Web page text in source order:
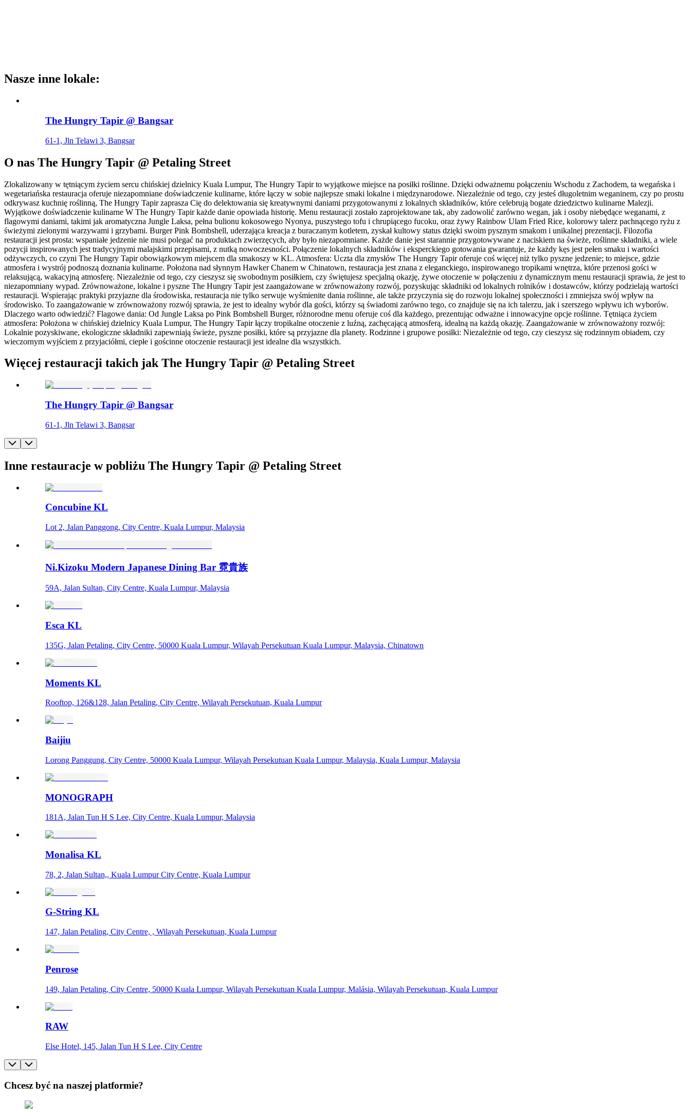
Nasze inne lokale:
The Hungry Tapir @ Bangsar
61-1, Jln Telawi 3, Bangsar
O nas The Hungry Tapir @ Petaling Street
Zlokalizowany w tętniącym życiem sercu chińskiej dzielnicy Kuala Lumpur, The Hungry Tapir to wyjątkowe miejsce na posiłki roślinne. Dzięki odważnemu połączeniu Wschodu z Zachodem, ta wegańska i
wegetariańska restauracja oferuje niezapomniane doświadczenie kulinarne, które łączy w sobie najlepsze smaki lokalne i międzynarodowe. Niezależnie od tego, czy jesteś długoletnim weganinem, czy po prostu
odkrywasz kuchnię roślinną, The Hungry Tapir zaprasza Cię do delektowania się kreatywnymi daniami przygotowanymi z lokalnych składników, które celebrują bogate dziedzictwo kulinarne Malezji.
Wyjątkowe doświadczenie kulinarne W The Hungry Tapir każde danie opowiada historię. Menu restauracji zostało zaprojektowane tak, aby zadowolić zarówno wegan, jak i osoby niebędące weganami, z
flagowymi daniami, takimi jak aromatyczna Jungle Laksa, pełna bulionu kokosowego Nyonya, puszystego tofu i chrupiącego fucoku, oraz żywy Rainbow Ulam Fried Rice, kolorowy talerz pachnącego ryżu z
świeżymi zielonymi warzywami i grzybami. Burger Pink Bombshell, uderzająca kreacja z buraczanym kotletem, zyskał kultowy status dzięki swoim pysznym smakom i unikalnej prezentacji. Filozofia
restauracji jest prosta: wspaniałe jedzenie nie musi polegać na produktach zwierzęcych, aby było niezapomniane. Każde danie jest starannie przygotowywane z naciskiem na świeże, roślinne składniki, a wiele
pozycji inspirowanych jest tradycyjnymi malajskimi przepisami, z nutką nowoczesności. Połączenie lokalnych składników i eksperckiego gotowania gwarantuje, że każdy kęs jest pełen smaku i wartości
odżywczych, co czyni The Hungry Tapir obowiązkowym miejscem dla smakoszy w KL. Atmosfera: Uczta dla zmysłów The Hungry Tapir oferuje coś więcej niż tylko pyszne jedzenie; to miejsce, gdzie
atmosfera i wystrój podnoszą doznania kulinarne. Położona nad słynnym Hawker Chanem w Chinatown, restauracja jest znana z eleganckiego, inspirowanego tropikami wnętrza, które przenosi gości w
relaksującą, wakacyjną atmosferę. Niezależnie od tego, czy cieszysz się swobodnym posiłkiem, czy świętujesz specjalną okazję, żywe otoczenie w połączeniu z dynamicznym menu restauracji sprawia, że jest to
niezapomniany wypad. Zrównoważone, lokalne i pyszne The Hungry Tapir jest zaangażowane w zrównoważony rozwój, pozyskując składniki od lokalnych rolników i dostawców, którzy podzielają wartości
restauracji. Wspierając praktyki przyjazne dla środowiska, restauracja nie tylko serwuje wyśmienite dania roślinne, ale także przyczynia się do rozwoju lokalnej społeczności i zmniejsza swój wpływ na
środowisko. To zaangażowanie w zrównoważony rozwój sprawia, że jest to idealny wybór dla gości, którzy są świadomi zarówno tego, co znajduje się na ich talerzu, jak i szerszego wpływu ich wyborów.
Dlaczego warto odwiedzić? Flagowe dania: Od Jungle Laksa po Pink Bombshell Burger, różnorodne menu oferuje coś dla każdego, prezentując odważne i innowacyjne opcje roślinne. Tętniąca życiem
atmosfera: Położona w chińskiej dzielnicy Kuala Lumpur, The Hungry Tapir łączy tropikalne otoczenie z luźną, zachęcającą atmosferą, idealną na każdą okazję. Zaangażowanie w zrównoważony rozwój:
Lokalnie pozyskiwane, ekologiczne składniki zapewniają świeże, pyszne posiłki, które są przyjazne dla planety. Rodzinne i grupowe posiłki: Niezależnie od tego, czy cieszysz się rodzinnym obiadem, czy
wieczornym wyjściem z przyjaciółmi, ciepłe i gościnne otoczenie restauracji jest idealne dla wszystkich.
Więcej restauracji takich jak The Hungry Tapir @ Petaling Street
The Hungry Tapir @ Bangsar
61-1, Jln Telawi 3, Bangsar
Inne restauracje w pobliżu The Hungry Tapir @ Petaling Street
Concubine KL
Lot 2, Jalan Panggong, City Centre, Kuala Lumpur, Malaysia
Ni.Kizoku Modern Japanese Dining Bar 霓貴族
59A, Jalan Sultan, City Centre, Kuala Lumpur, Malaysia
Esca KL
135G, Jalan Petaling, City Centre, 50000 Kuala Lumpur, Wilayah Persekutuan Kuala Lumpur, Malaysia, Chinatown
Moments KL
Rooftop, 126&128, Jalan Petaling, City Centre, Wilayah Persekutuan, Kuala Lumpur
Baijiu
Lorong Panggung, City Centre, 50000 Kuala Lumpur, Wilayah Persekutuan Kuala Lumpur, Malaysia, Kuala Lumpur, Malaysia
MONOGRAPH
181A, Jalan Tun H S Lee, City Centre, Kuala Lumpur, Malaysia
Monalisa KL
78, 2, Jalan Sultan,, Kuala Lumpur City Centre, Kuala Lumpur
G-String KL
147, Jalan Petaling, City Centre, , Wilayah Persekutuan, Kuala Lumpur
Penrose
149, Jalan Petaling, City Centre, 50000 Kuala Lumpur, Wilayah Persekutuan Kuala Lumpur, Malásia, Wilayah Persekutuan, Kuala Lumpur
RAW
Else Hotel, 145, Jalan Tun H S Lee, City Centre
Chcesz być na naszej platformie?